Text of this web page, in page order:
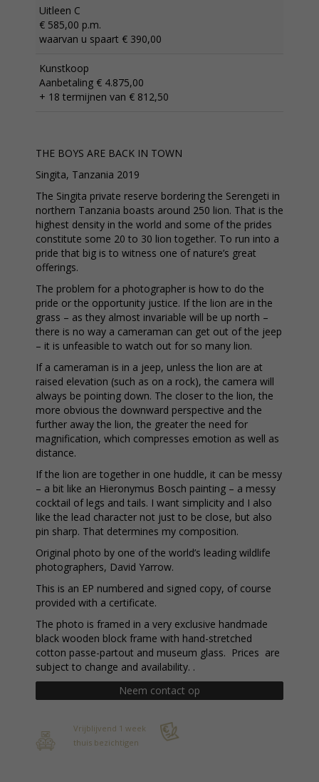
Uitleen C
€ 585,00 p.m.
waarvan u spaart € 390,00
Kunstkoop
Aanbetaling € 4.875,00
+ 18 termijnen van € 812,50
THE BOYS ARE BACK IN TOWN
Singita, Tanzania 2019
The Singita private reserve bordering the Serengeti in
northern Tanzania boasts around 250 lion. That is the
highest density in the world and some of the prides
constitute some 20 to 30 lion together. To run into a
pride that big is to witness one of nature’s great
offerings.
The problem for a photographer is how to do the
pride or the opportunity justice. If the lion are in the
grass – as they almost invariable will be up north –
there is no way a cameraman can get out of the jeep
– it is unfeasible to watch out for so many lion.
If a cameraman is in a jeep, unless the lion are at
raised elevation (such as on a rock), the camera will
always be pointing down. The closer to the lion, the
more obvious the downward perspective and the
further away the lion, the greater the need for
magnification, which compresses emotion as well as
distance.
If the lion are together in one huddle, it can be messy
– a bit like an Hieronymus Bosch painting – a messy
cocktail of legs and tails. I want simplicity and I also
like the lead character not just to be close, but also
pin sharp. That determines my composition.
Original photo by one of the world’s leading wildlife
photographers, David Yarrow.
This is an EP numbered and signed copy, of course
provided with a certificate.
The photo is framed in a very exclusive handmade
black wooden block frame with hand-stretched
cotton passe-partout and museum glass. Prices are
subject to change and availability. .
Neem contact op
Vrijblijvend 1 week
thuis bezichtigen